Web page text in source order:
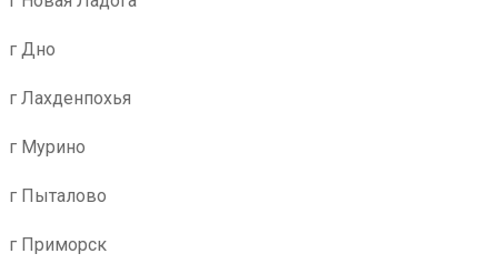
г Дно
г Лахденпохья
г Мурино
г Пыталово
г Приморск